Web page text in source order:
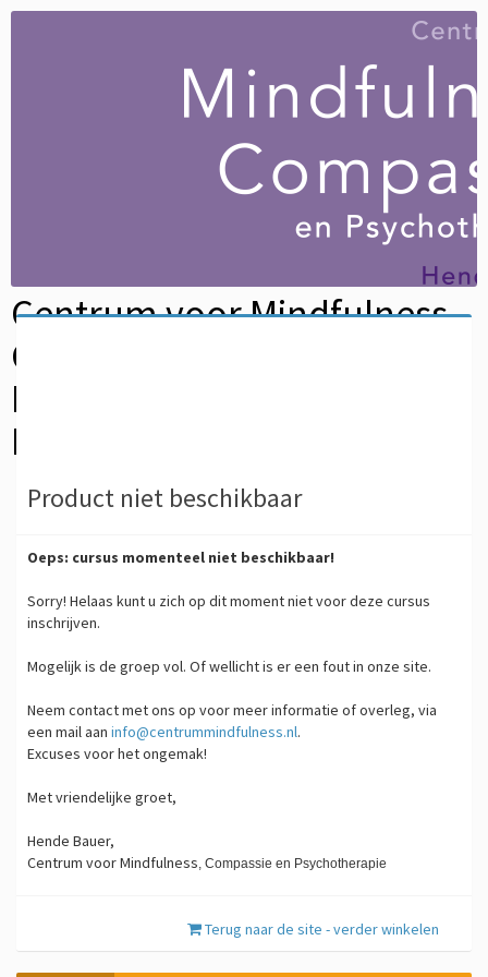
Centrum voor Mindfulness
Compassie en
Psychotherapie Hende
Bauer
Product niet beschikbaar
Oeps: cursus momenteel niet beschikbaar!
Sorry! Helaas kunt u zich op dit moment niet voor deze cursus
inschrijven.
Mogelijk is de groep vol. Of wellicht is er een fout in onze site.
Neem contact met ons op voor meer informatie of overleg, via
een mail aan info@centrummindfulness.nl.
Excuses voor het ongemak!
Met vriendelijke groet,
Hende Bauer,
Centrum voor Mindfulness, ​Compassie en Psychotherapie
Terug naar de site - verder winkelen